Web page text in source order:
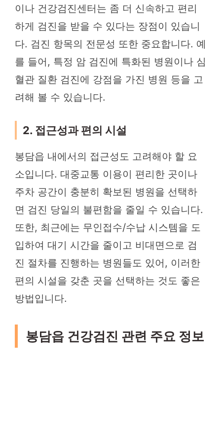
이나 건강검진센터는 좀 더 신속하고 편리
하게 검진을 받을 수 있다는 장점이 있습니
다. 검진 항목의 전문성 또한 중요합니다. 예
를 들어, 특정 암 검진에 특화된 병원이나 심
혈관 질환 검진에 강점을 가진 병원 등을 고
려해 볼 수 있습니다.
2. 접근성과 편의 시설
봉담읍 내에서의 접근성도 고려해야 할 요
소입니다. 대중교통 이용이 편리한 곳이나
주차 공간이 충분히 확보된 병원을 선택하
면 검진 당일의 불편함을 줄일 수 있습니다.
또한, 최근에는 무인접수/수납 시스템을 도
입하여 대기 시간을 줄이고 비대면으로 검
진 절차를 진행하는 병원들도 있어, 이러한
편의 시설을 갖춘 곳을 선택하는 것도 좋은
방법입니다.
봉담읍 건강검진 관련 주요 정보